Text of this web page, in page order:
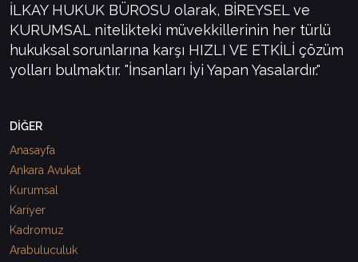
İLKAY HUKUK BÜROSU olarak, BİREYSEL ve
KURUMSAL nitelikteki müvekkillerinin her türlü
hukuksal sorunlarına karşı HIZLI VE ETKİLİ çözüm
yolları bulmaktır. "İnsanları İyi Yapan Yasalardır."
DİĞER
Anasayfa
Ankara Avukat
Kurumsal
Kariyer
Kadromuz
Arabuluculuk